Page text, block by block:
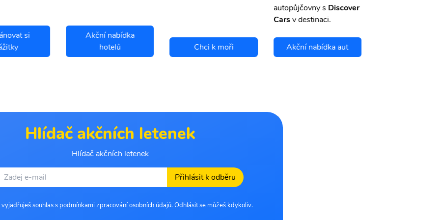
si
Akční nabídka
hotelů
Chci k moři
autopůjčovny s Discover
Carsv destinaci.
Akční nabídka aut
Hlídač akčních letenek
Hlídač akčních letenek
Přihlásit k odběru
vyjadřuješ souhlas s podmínkami zpracování osobních údajů. Odhlásit se můžeš kdykoliv.